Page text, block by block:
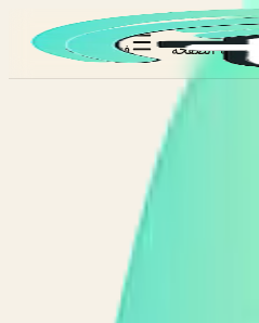
مشاركة الصفحة فتح القائمة